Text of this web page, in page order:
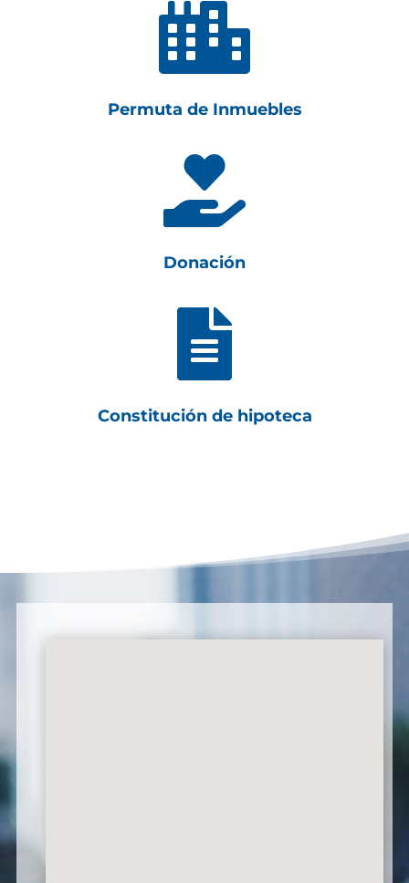

Permuta de Inmuebles

Donación

Constitución de hipoteca